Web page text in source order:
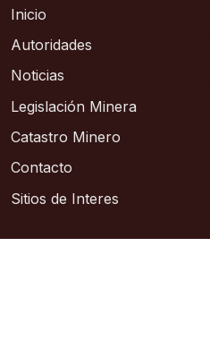
Inicio
Autoridades
Noticias
Legislación Minera
Catastro Minero
Contacto
Sitios de Interes